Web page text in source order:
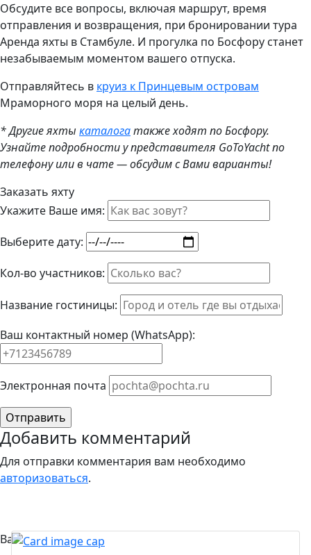
Обсудите все вопросы, включая маршрут, время
отправления и возвращения, при бронировании тура
Аренда яхты в Стамбуле. И прогулка по Босфору станет
незабываемым моментом вашего отпуска.
Отправляйтесь в круиз к Принцевым островам
Мраморного моря на целый день.
* Другие яхты каталогатакже ходят по Босфору.
Узнайте подробности у представителя GoToYacht по
телефону или в чате — обсудим с Вами варианты!
Заказать яхту
Укажите Ваше имя:
Выберите дату:
Кол-во участников:
Название гостиницы:
Ваш контактный номер (WhatsApp):
Элeктрoннaя пoчтa
Добавить комментарий
Для отправки комментария вам необходимо
авторизоваться.
Вас может заинтересовать...